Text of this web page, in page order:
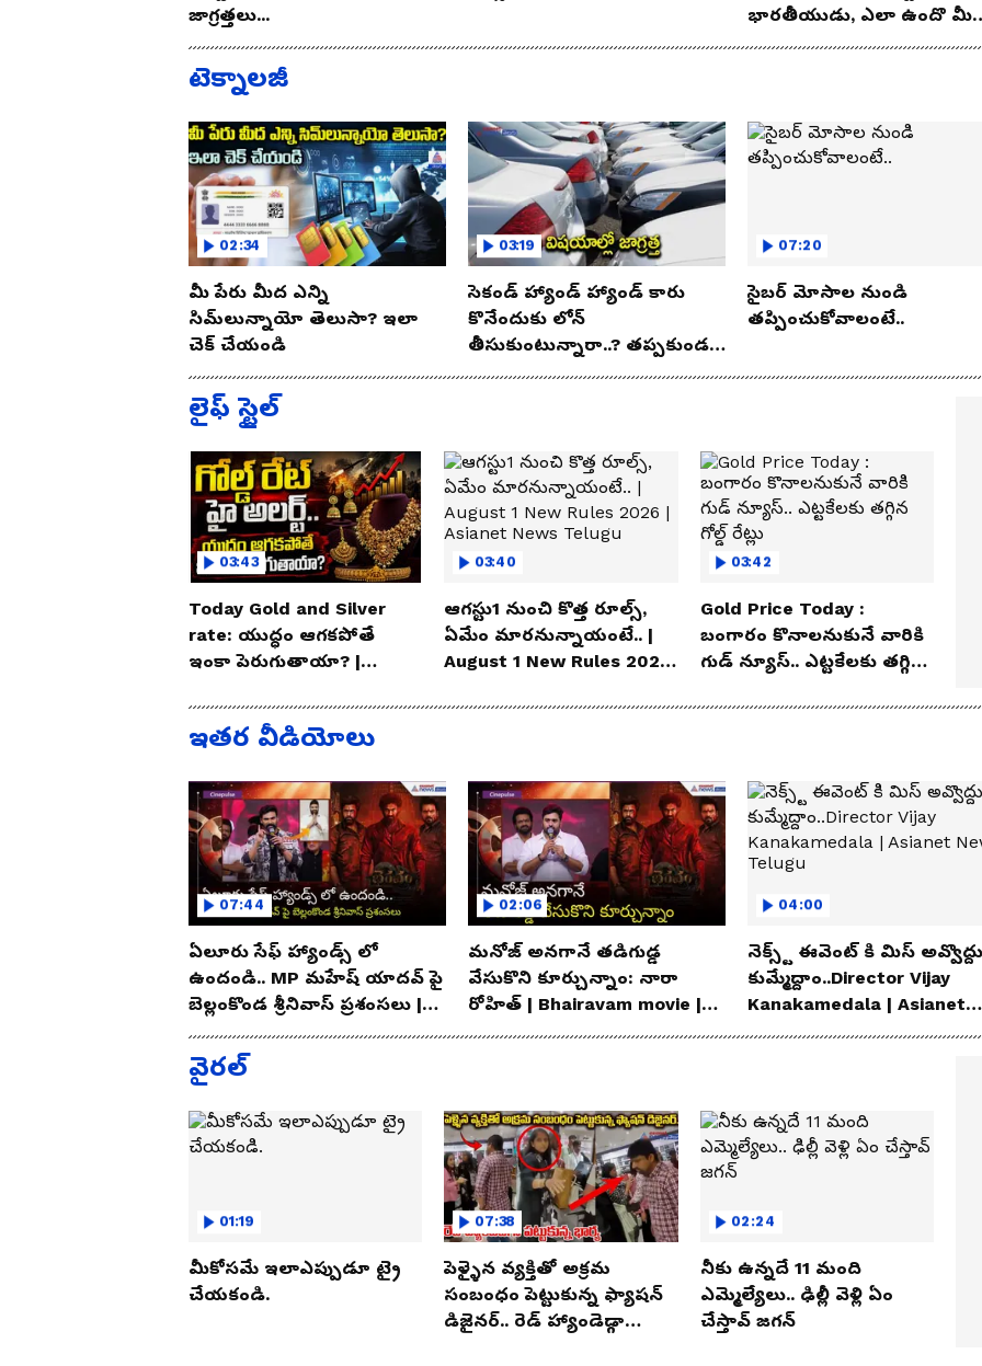
జాగ్రత్తలు...
భారతీయుడు, ఎలా ఉందొ
టెక్నాలజీ
02:34
మీ పేరు మీద ఎన్ని
సిమ్‌లున్నాయో తెలుసా? ఇలా
చెక్ చేయండి
03:19
సెకండ్ హ్యాండ్ హ్యాండ్ కారు
కొనేందుకు లోన్
తీసుకుంటున్నారా..? తప్పకుండ
07:20
సైబర్ మోసాల నుండి
తప్పించుకోవాలంటే..
లైఫ్ స్టైల్
03:43
Today Gold and Silver
rate: యుద్ధం ఆగకపోతే
ఇంకా పెరుగుతాయా? |
03:40
ఆగస్టు1 నుంచి కొత్త రూల్స్,
ఏమేం మారనున్నాయంటే.. |
August 1 New Rules 2026
03:42
Gold Price Today :
బంగారం కొనాలనుకునే వారికి
గుడ్ న్యూస్.. ఎట్టకేలకు తగ్గిన
ఇతర వీడియోలు
07:44
ఏలూరు సేఫ్ హ్యాండ్స్ లో
ఉందండి.. MP మహేష్ యాదవ్ పై
బెల్లంకొండ శ్రీనివాస్ ప్రశంసలు |
Asianet Telugu
02:06
మనోజ్ అనగానే తడిగుడ్డ
వేసుకొని కూర్చున్నాం: నారా
రోహిత్ | Bhairavam movie |
Asianet News Telugu
04:00
నెక్స్ట్ ఈవెంట్ కి మిస్ అవ్వొద్దు
కుమ్మేద్దాం..Director Vijay
Kanakamedala | Asianet
News Telugu
వైరల్
01:19
మీకోసమే ఇలాఎప్పుడూ ట్రై
చేయకండి.
07:38
పెళ్ళైన వ్యక్తితో అక్రమ
సంబంధం పెట్టుకున్న ఫ్యాషన్
డిజైనర్.. రెడ్ హ్యాండెడ్గా
02:24
నీకు ఉన్నదే 11 మంది
ఎమ్మెల్యేలు.. ఢిల్లీ వెళ్లి ఏం
చేస్తావ్ జగన్